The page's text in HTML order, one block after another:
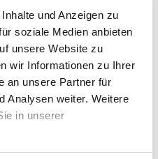
und Anzeigen zu
soziale Medien anbieten
unsere Website zu
wir Informationen zu Ihrer
an unsere Partner für
Analysen weiter. Weitere
in unserer
gefunden.